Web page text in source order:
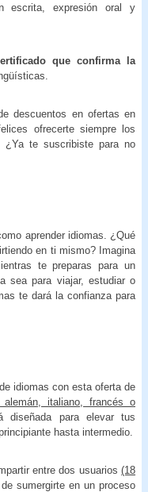
escrita, expresión oral y
que confirma la
descuentos en ofertas en
ofrecerte siempre los
¿Ya te suscribiste para no
aprender idiomas. ¿Qué
en ti mismo? Imagina
te preparas para un
sea para viajar, estudiar o
te dará la confianza para
idiomas con esta oferta de
alemán, italiano, francés o
diseñada para elevar tus
hasta intermedio.
entre dos usuarios(18
sumergirte en un proceso